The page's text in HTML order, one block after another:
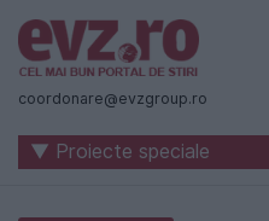
Știri
naționale
internaționale
coordonare@evzgroup.ro
▼ Proiecte speciale